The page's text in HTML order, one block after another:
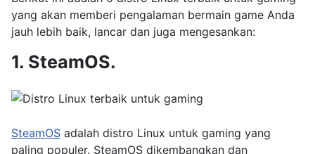
yang akan memberi pengalaman bermain game Anda
jauh lebih baik, lancar dan juga mengesankan:
1. SteamOS.
SteamOS adalah distro Linux untuk gaming yang
paling populer. SteamOS dikembangkan dan